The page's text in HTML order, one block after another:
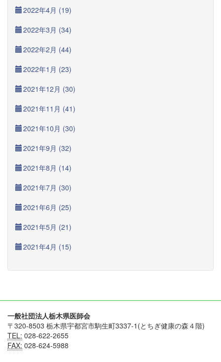
2022年4月 (19)
2022年3月 (34)
2022年2月 (44)
2022年1月 (23)
2021年12月 (30)
2021年11月 (41)
2021年10月 (30)
2021年9月 (32)
2021年8月 (14)
2021年7月 (30)
2021年6月 (25)
2021年5月 (21)
2021年4月 (15)
一般社団法人栃木県医師会
〒320-8503 栃木県宇都宮市駒生町3337-1(とちぎ健康の森４階)
TEL: 028-622-2655
FAX: 028-624-5988